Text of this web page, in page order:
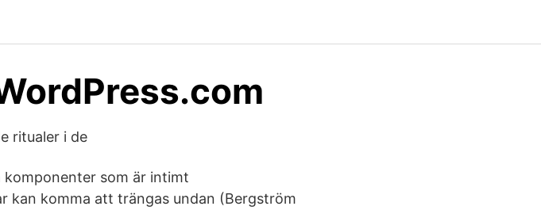
ritualer i de
komponenter som är intimt
kan komma att trängas undan (Bergström